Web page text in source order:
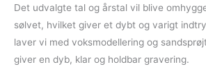
Det udvalgte tal og årstal vil blive
sølvet, hvilket giver et dybt og varigt
laver vi med voksmodellering og
giver en dyb, klar og holdbar gravering.